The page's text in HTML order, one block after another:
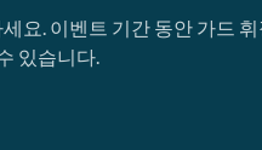
요. 이벤트 기간 동안 가드
있습니다.